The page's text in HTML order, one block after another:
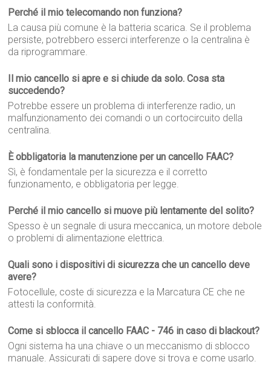
Perché il mio telecomando non funziona?
La causa più comune è la batteria scarica. Se il problema
persiste, potrebbero esserci interferenze o la centralina è
da riprogrammare.
Il mio cancello si apre e si chiude da solo. Cosa sta
succedendo?
Potrebbe essere un problema di interferenze radio, un
malfunzionamento dei comandi o un cortocircuito della
centralina.
È obbligatoria la manutenzione per un cancello FAAC?
Sì, è fondamentale per la sicurezza e il corretto
funzionamento, e obbligatoria per legge.
Perché il mio cancello si muove più lentamente del solito?
Spesso è un segnale di usura meccanica, un motore debole
o problemi di alimentazione elettrica.
Quali sono i dispositivi di sicurezza che un cancello deve
avere?
Fotocellule, coste di sicurezza e la Marcatura CE che ne
attesti la conformità.
Come si sblocca il cancello FAAC - 746 in caso di blackout?
Ogni sistema ha una chiave o un meccanismo di sblocco
manuale. Assicurati di sapere dove si trova e come usarlo.